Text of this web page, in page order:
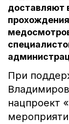
доставляют
При
нацпроект